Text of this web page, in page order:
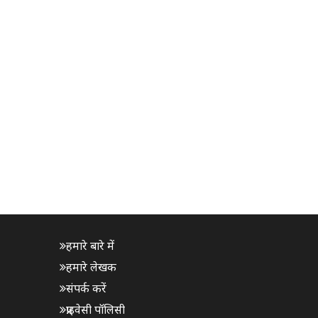
हमारे बारे में
हमारे लेखक
संपर्क करें
प्राइवेसी पॉलिसी